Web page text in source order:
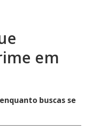
em
buscas se